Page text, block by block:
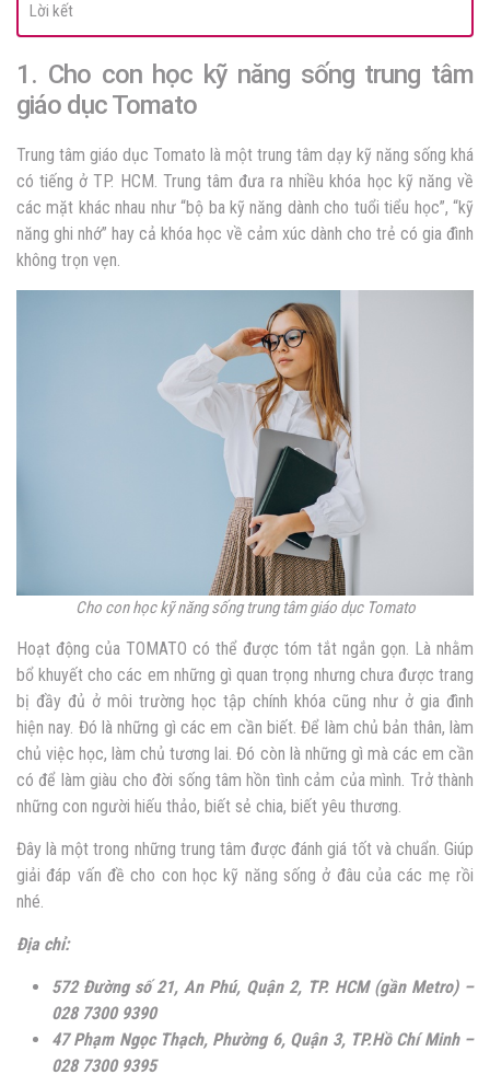
Lời kết
1. Cho con học kỹ năng sống trung tâm
giáo dục Tomato
Trung tâm giáo dục Tomato là một trung tâm dạy kỹ năng sống khá
có tiếng ở TP. HCM. Trung tâm đưa ra nhiều khóa học kỹ năng về
các mặt khác nhau như “bộ ba kỹ năng dành cho tuổi tiểu học”, “kỹ
năng ghi nhớ” hay cả khóa học về cảm xúc dành cho trẻ có gia đình
không trọn vẹn.
Cho con học kỹ năng sống trung tâm giáo dục Tomato
Hoạt động của TOMATO có thể được tóm tắt ngắn gọn. Là nhằm
bổ khuyết cho các em những gì quan trọng nhưng chưa được trang
bị đầy đủ ở môi trường học tập chính khóa cũng như ở gia đình
hiện nay. Đó là những gì các em cần biết. Để làm chủ bản thân, làm
chủ việc học, làm chủ tương lai. Đó còn là những gì mà các em cần
có để làm giàu cho đời sống tâm hồn tình cảm của mình. Trở thành
những con người hiếu thảo, biết sẻ chia, biết yêu thương.
Đây là một trong những trung tâm được đánh giá tốt và chuẩn. Giúp
giải đáp vấn đề cho con học kỹ năng sống ở đâu của các mẹ rồi
nhé.
Địa chỉ:
572 Đường số 21, An Phú, Quận 2, TP. HCM (gần Metro) –
028 7300 9390
47 Phạm Ngọc Thạch, Phường 6, Quận 3, TP.Hồ Chí Minh –
028 7300 9395